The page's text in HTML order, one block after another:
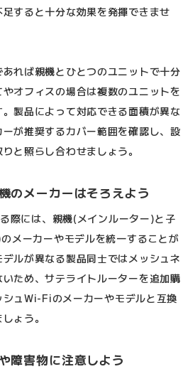
すると十分な効果を発揮できませ
れば親機とひとつのユニットで十分
オフィスの場合は複数のユニットを
製品によって対応できる面積が異な
が推奨するカバー範囲を確認し、設
と照らし合わせましょう。
のメーカーはそろえよう
際には、親機(メインルーター)と子
メーカーやモデルを統一することが
ルが異なる製品同士ではメッシュネ
ため、サテライトルーターを追加購
シュWi-Fiのメーカーやモデルと互換
ょう。
障害物に注意しよう